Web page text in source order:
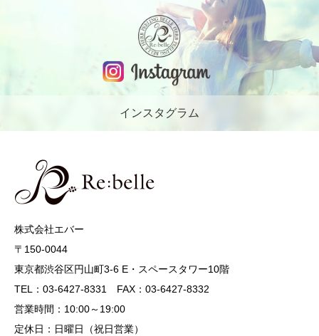
インスタグラム
株式会社エバー
〒150-0044
東京都渋谷区円山町3-6 E・スペースタワー10階
TEL：03-6427-8331 FAX：03-6427-8332
営業時間：10:00～19:00
定休日：日曜日（祝日営業）